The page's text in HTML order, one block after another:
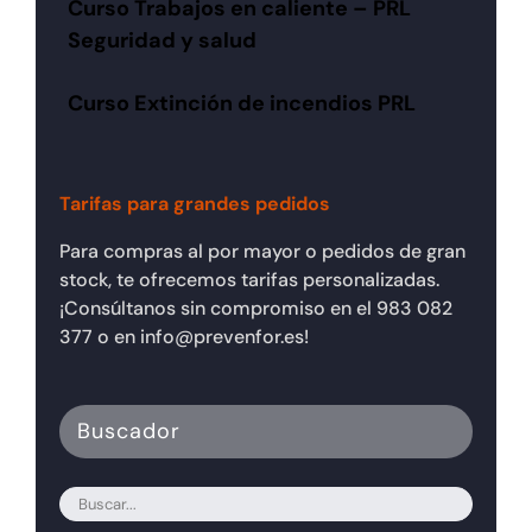
Curso Trabajos en caliente – PRL
Seguridad y salud
Curso Extinción de incendios PRL
Tarifas para grandes pedidos
Para compras al por mayor o pedidos de gran
stock, te ofrecemos tarifas personalizadas.
¡Consúltanos sin compromiso en el 983 082
377 o en info@prevenfor.es!
Buscador